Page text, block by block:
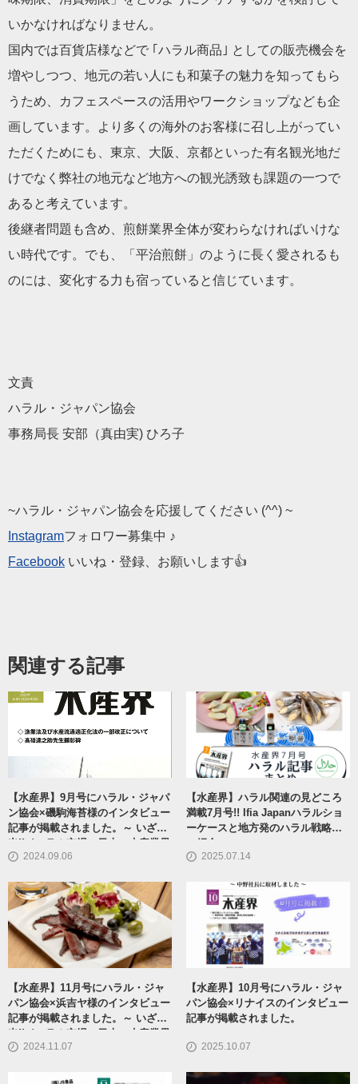
いかなければなりません。
国内では百貨店様などで ｢ハラル商品｣ としての販売機会を
増やしつつ、地元の若い人にも和菓子の魅力を知ってもら
うため、カフェスペースの活用やワークショップなども企
画しています。より多くの海外のお客様に召し上がってい
ただくためにも、東京、大阪、京都といった有名観光地だ
けでなく弊社の地元など地方への観光誘致も課題の一つで
あると考えています。
後継者問題も含め、煎餅業界全体が変わらなければいけな
い時代です。でも、「平治煎餅」のように長く愛されるも
のには、変化する力も宿っていると信じています。
文責
ハラル・ジャパン協会
事務局長 安部（真由実) ひろ子
~ハラル・ジャパン協会を応援してください (^^) ~
Instagramフォロワー募集中 ♪
Facebook いいね・登録、お願いします👍
関連する記事
【水産界】9月号にハラル・ジャパ
ン協会×磯駒海苔様のインタビュー
記事が掲載されました。～ いざ輸
出!!イスラム市場へ日本の水産業界
2024.09.06
【水産界】ハラル関連の見どころ
満載7月号!! Ifia Japanハラルショ
ーケースと地方発のハラル戦略を
ご紹介
2025.07.14
【水産界】11月号にハラル・ジャ
パン協会×浜吉ヤ様のインタビュー
記事が掲載されました。～ いざ輸
出!!イスラム市場へ日本の水産業界
2024.11.07
【水産界】10月号にハラル・ジャ
パン協会×リナイスのインタビュー
記事が掲載されました。
2025.10.07